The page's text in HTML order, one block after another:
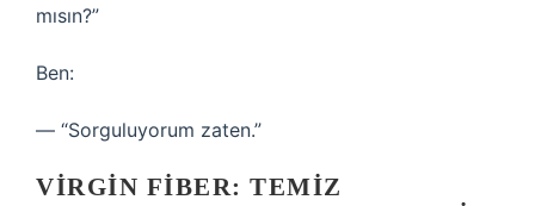
mısın?”
Ben:
— “Sorguluyorum zaten.”
VIRGIN FIBER: TEMIZ